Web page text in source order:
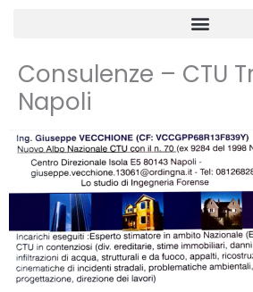
Consulenze – CTU
Napoli